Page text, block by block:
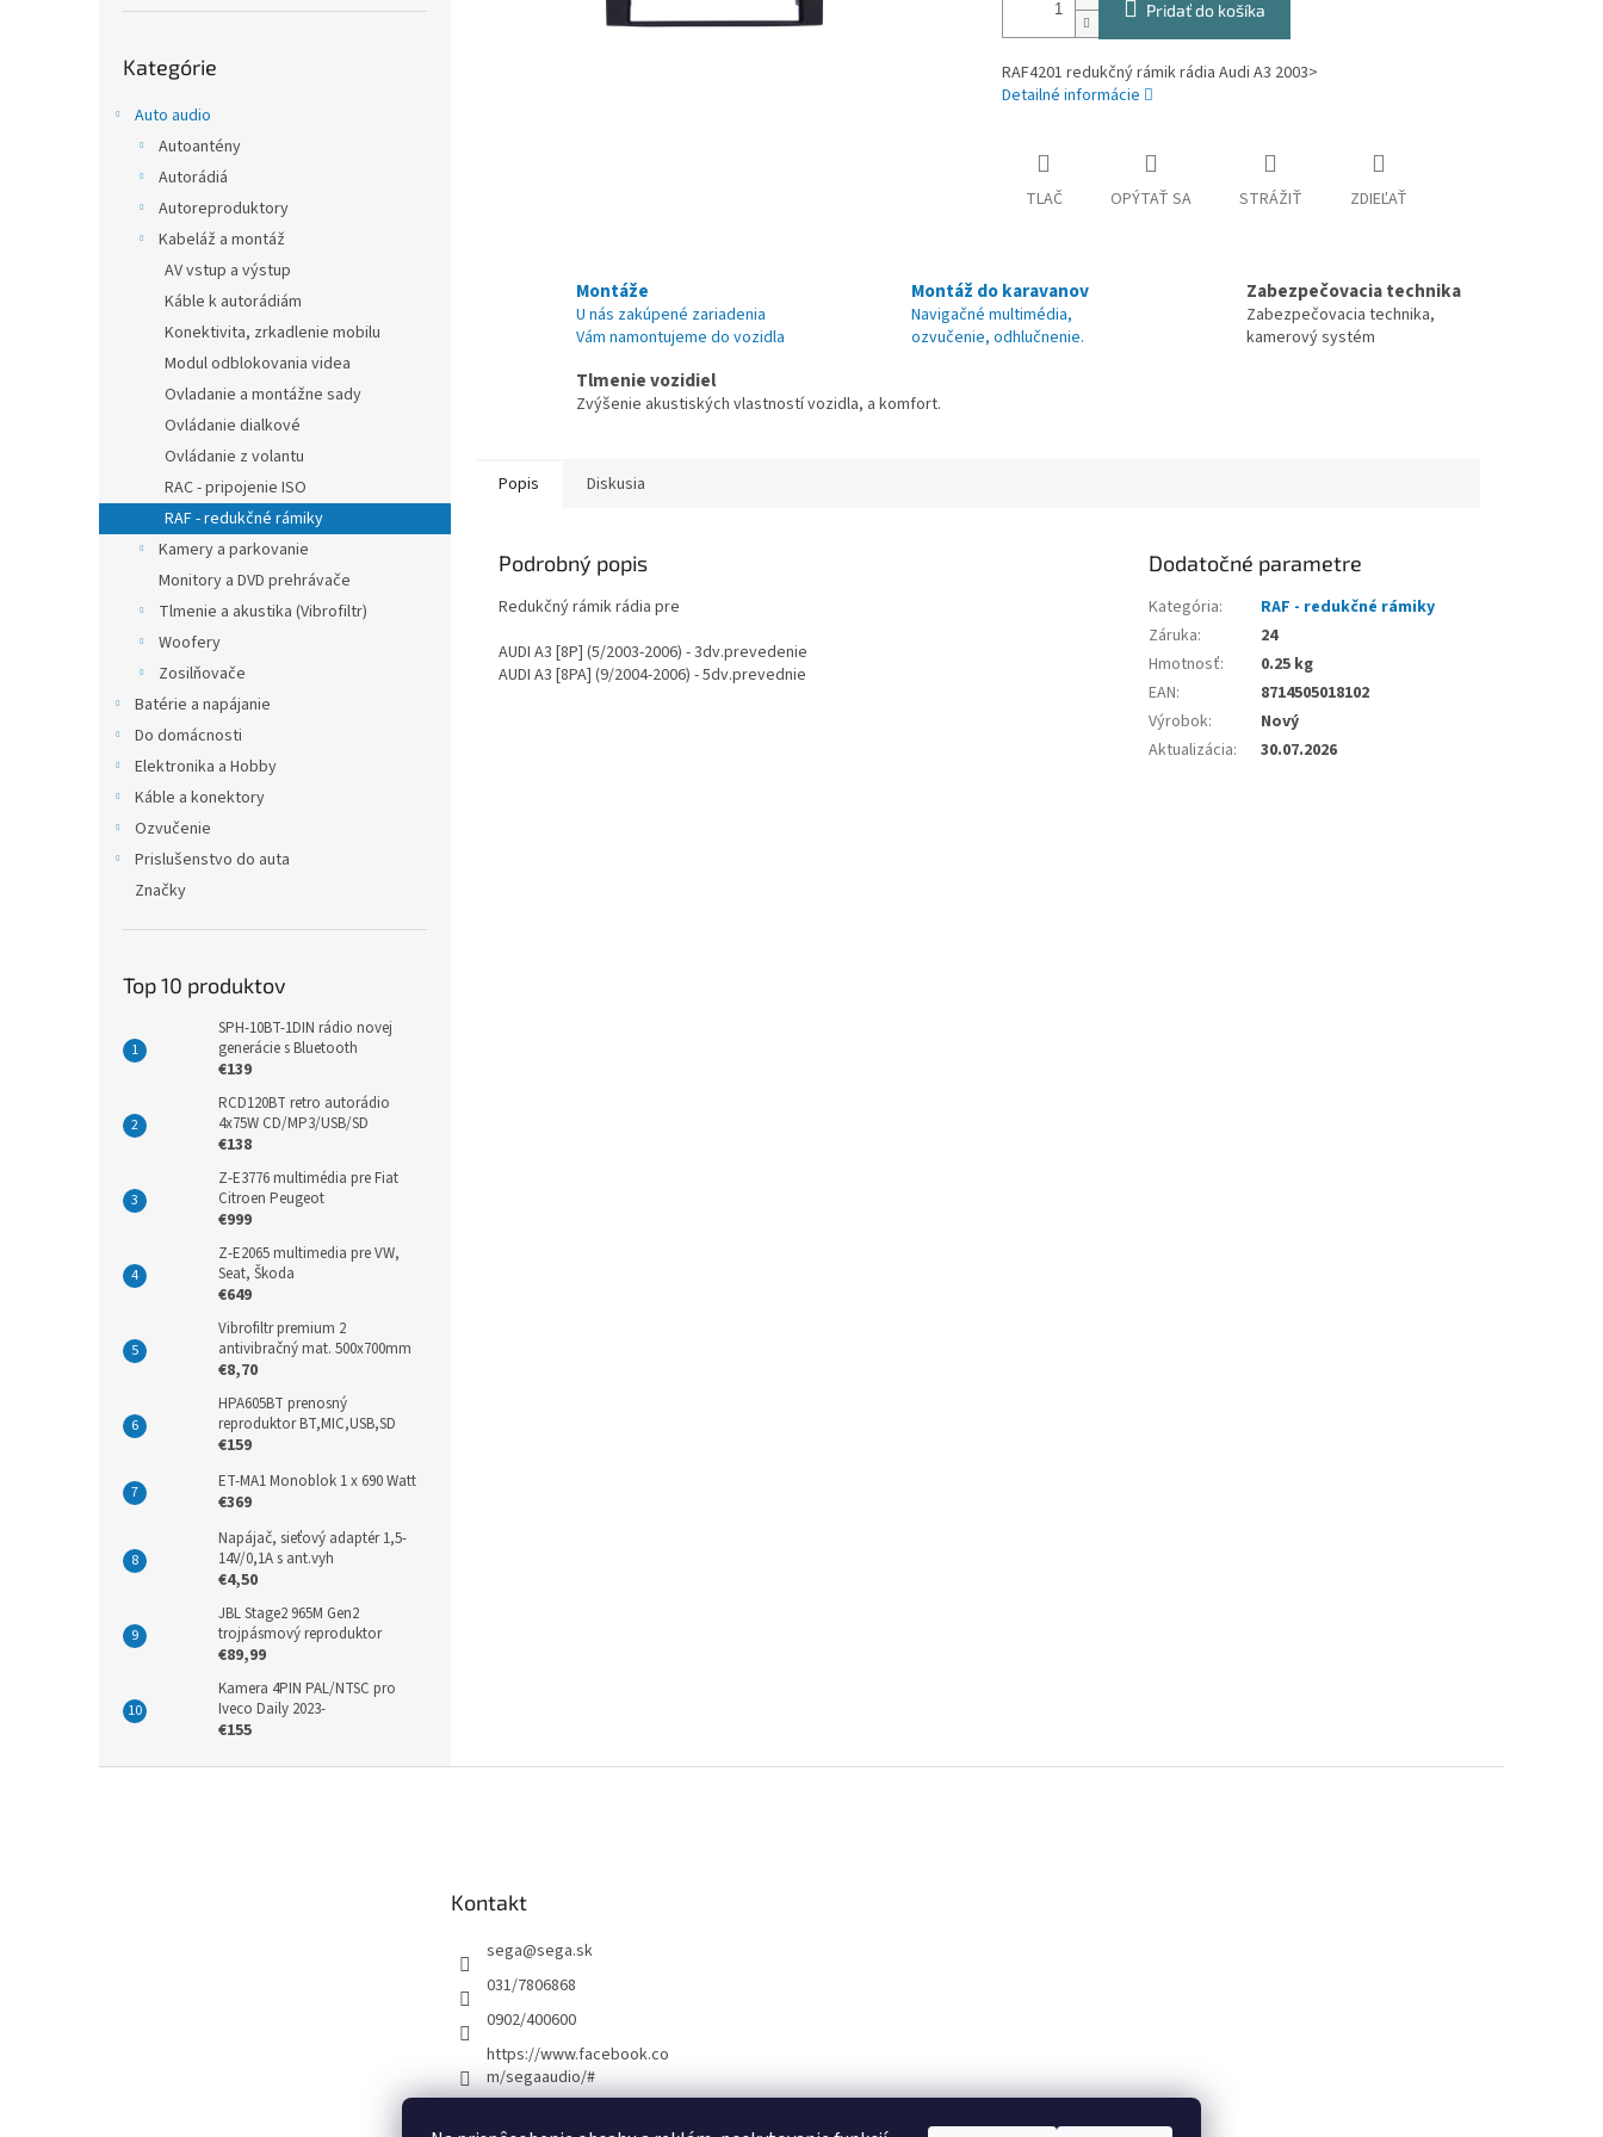
kategórie
Kategórie
Auto audio
Autoantény
Autorádiá
Autoreproduktory
Kabeláž a montáž
AV vstup a výstup
Káble k autorádiám
Konektivita, zrkadlenie mobilu
Modul odblokovania videa
Ovladanie a montážne sady
Ovládanie dialkové
Ovládanie z volantu
RAC - pripojenie ISO
RAF - redukčné rámiky
Kamery a parkovanie
Monitory a DVD prehrávače
Tlmenie a akustika (Vibrofiltr)
Woofery
Zosilňovače
Batérie a napájanie
Do domácnosti
Elektronika a Hobby
Káble a konektory
Ozvučenie
Prislušenstvo do auta
Značky
Top 10 produktov
SPH-10BT-1DIN rádio novej
generácie s Bluetooth
€139
RCD120BT retro autorádio
4x75W CD/MP3/USB/SD
€138
Z-E3776 multimédia pre Fiat
Citroen Peugeot
€999
Z-E2065 multimedia pre VW,
Seat, Škoda
€649
Vibrofiltr premium 2
antivibračný mat. 500x700mm
€8,70
HPA605BT prenosný
reproduktor BT,MIC,USB,SD
€159
ET-MA1 Monoblok 1 x 690 Watt
€369
Napájač, sieťový adaptér 1,5-
14V/0,1A s ant.vyh
€4,50
JBL Stage2 965M Gen2
trojpásmový reproduktor
€89,99
Kamera 4PIN PAL/NTSC pro
Iveco Daily 2023-
€155
Pridať do košíka
RAF4201 redukčný rámik rádia Audi A3 2003>
Detailné informácie
TLAČ OPÝTAŤ SA STRÁŽIŤ ZDIEĽAŤ
Montáže
U nás zakúpené zariadenia
Vám namontujeme do vozidla
Montáž do karavanov
Navigačné multimédia,
ozvučenie, odhlučnenie.
Zabezpečovacia technika
Zabezpečovacia technika,
kamerový systém
Tlmenie vozidiel
Zvýšenie akustiských vlastností vozidla, a komfort.
Popis Diskusia
Podrobný popis
Redukčný rámik rádia pre
AUDI A3 [8P] (5/2003-2006) - 3dv.prevedenie
AUDI A3 [8PA] (9/2004-2006) - 5dv.prevednie
Dodatočné parametre
Kategória:
RAF - redukčné rámiky
Záruka:
24
Hmotnosť:
0.25 kg
EAN:
8714505018102
Výrobok:
Nový
Aktualizácia: 30.07.2026
Kontakt
sega@sega.sk
031/7806868
0902/400600
https://www.facebook.co
m/segaaudio/#